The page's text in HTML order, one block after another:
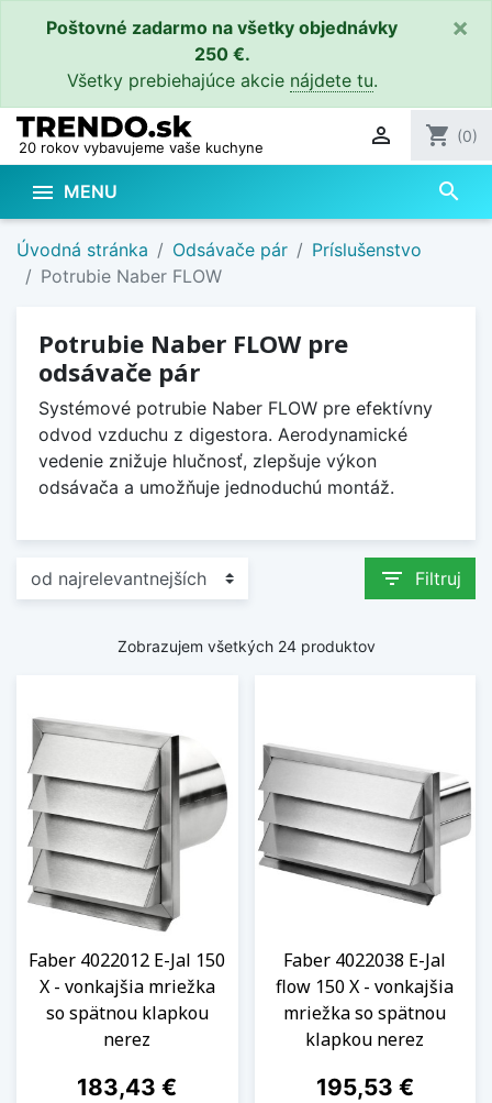
Poštovné zadarmo na všetky objednávky
250 €.
Všetky prebiehajúce akcie nájdete tu.
×
20 rokov vybavujeme vaše kuchyne  shopping_cart (0)
 MENU search
Úvodná stránka Odsávače pár
Príslušenstvo
Potrubie Naber FLOW
Potrubie Naber FLOW pre
odsávače pár
Systémové potrubie Naber FLOW pre efektívny
odvod vzduchu z digestora. Aerodynamické
vedenie znižuje hlučnosť, zlepšuje výkon
odsávača a umožňuje jednoduchú montáž.
filter_list Filtruj
Zobrazujem všetkých 24 produktov
Faber 4022012 E-Jal 150
X - vonkajšia mriežka
so spätnou klapkou
nerez
Cena
183,43 €
Faber 4022038 E-Jal
flow 150 X - vonkajšia
mriežka so spätnou
klapkou nerez
Cena
195,53 €